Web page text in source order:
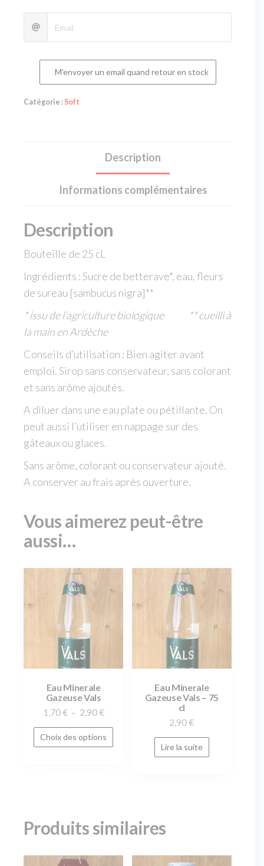
M'envoyer un email quand retour en stock
Catégorie : Soft
Description
Informations complémentaires
Description
Bouteille de 25 cL
Ingrédients : Sucre de betterave*, eau, fleurs
de sureau [sambucus nigra]**
* issu de l’agriculture biologique ** cueilli à
la main en Ardèche
Conseils d’utilisation : Bien agiter avant
emploi. Sirop sans conservateur, sans colorant
et sans arôme ajoutés.
A diluer dans une eau plate ou pétillante. On
peut aussi l’utiliser en nappage sur des
gâteaux ou glaces.
Sans arôme, colorant ou conservateur ajouté.
A conserver au frais après ouverture.
Vous aimerez peut-être
aussi…
Eau Minerale
Gazeuse Vals
1,70 € – 2,90 €
Choix des options
Eau Minerale
Gazeuse Vals – 75
cl
2,90 €
Lire la suite
Produits similaires